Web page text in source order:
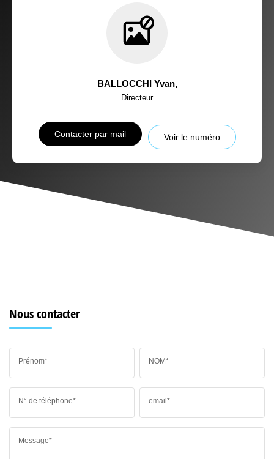
BALLOCCHI Yvan,
Directeur
Contacter par mail Voir le numéro
Nous contacter
Prénom* NOM*
N° de téléphone* email*
Message*